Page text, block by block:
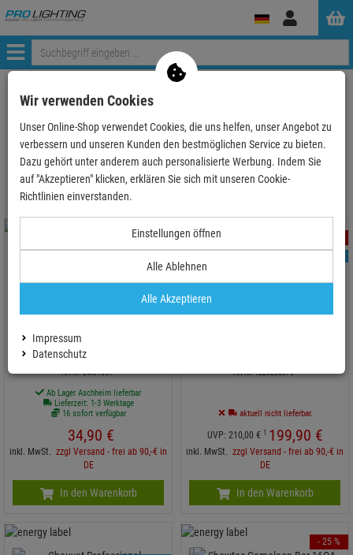
Anmelden
Menü
ProLighting Lichttechnik
LED Bars
LIGHT4ME LED UV BAR 9 - 9x3
Art-Nr. L4M1001
Ab Lager Aschheim lieferbar
Lieferzeit: 1-3 Werktage
16 sofort verfügbar
34,90 €
inkl. MwSt. zzgl Versand - frei ab 90,-€ in
DE
In den Warenkorb
ADJ UBL6H - HEX-LED-
Art-Nr. 1226200070
aktuell nicht lieferbar.
UVP: 210,00 € 1 199,90 €
inkl. MwSt. zzgl Versand - frei ab 90,-€ in
DE
In den Warenkorb
- 25 %
Wir verwenden Cookies
Unser Online-Shop verwendet Cookies, die uns helfen, unser Angebot zu
verbessern und unseren Kunden den bestmöglichen Service zu bieten.
Dazu gehört unter anderem auch personalisierte Werbung. Indem Sie
auf "Akzeptieren" klicken, erklären Sie sich mit unseren Cookie-
Richtlinien einverstanden.
Einstellungen öffnen
Alle Ablehnen
Alle Akzeptieren
Impressum
Datenschutz